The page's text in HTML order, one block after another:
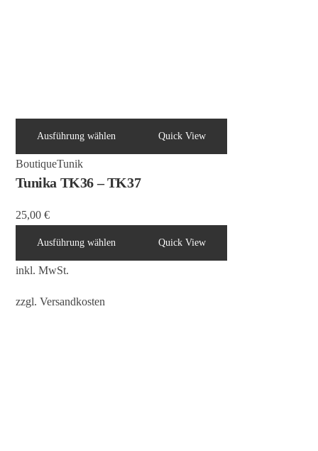
Ausführung wählen Quick View
BoutiqueTunik
Tunika TK36 – TK37
25,00€
Ausführung wählen Quick View
inkl. MwSt.
zzgl.Versandkosten